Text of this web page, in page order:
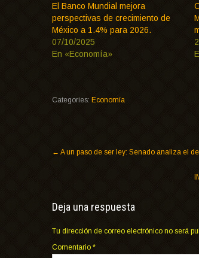
El Banco Mundial mejora
perspectivas de crecimiento de
México a 1.4% para 2026.
07/10/2025
En «Economía»
Categories: Economía
← A un paso de ser ley: Senado analiza el
Deja una respuesta
Tu dirección de correo electrónico no será
Comentario *